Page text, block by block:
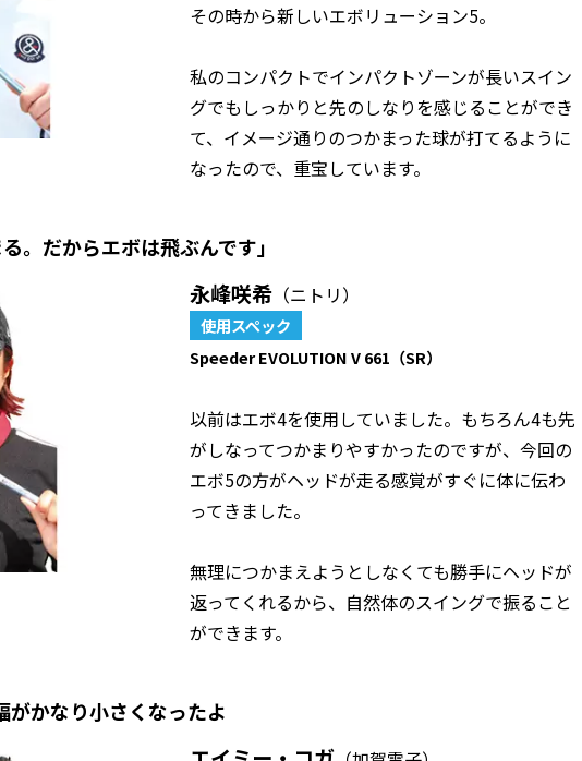
その時から新しいエボリューション5。
私のコンパクトでインパクトゾーンが長いスイン
グでもしっかりと先のしなりを感じることができ
て、イメージ通りのつかまった球が打てるように
なったので、重宝しています。
。だからエボは飛ぶんです」
永峰咲希 （ニトリ）
使用スペック
Speeder EVOLUTION V 661（SR）
以前はエボ4を使用していました。もちろん4も先
がしなってつかまりやすかったのですが、今回の
エボ5の方がヘッドが走る感覚がすぐに体に伝わ
ってきました。
無理につかまえようとしなくても勝手にヘッドが
返ってくれるから、自然体のスイングで振ること
ができます。
がかなり小さくなったよ